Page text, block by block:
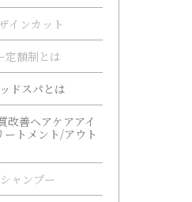
インカット
定額制とは
ドスパとは
善ヘアケアアイ
トメント/アウト
ャンプー